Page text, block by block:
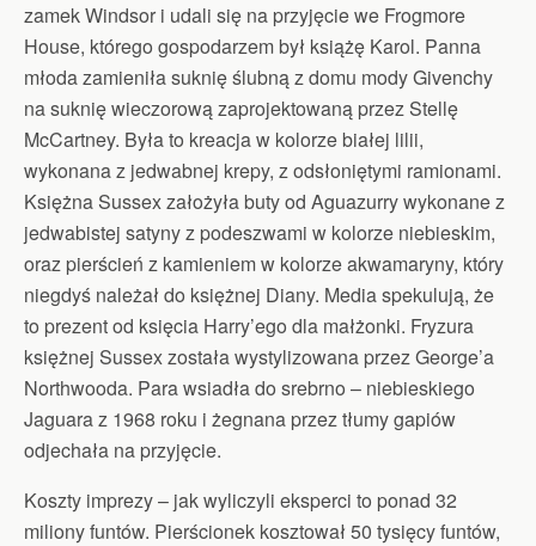
zamek Windsor i udali się na przyjęcie we Frogmore
House, którego gospodarzem był książę Karol. Panna
młoda zamieniła suknię ślubną z domu mody Givenchy
na suknię wieczorową zaprojektowaną przez Stellę
McCartney. Była to kreacja w kolorze białej lilii,
wykonana z jedwabnej krepy, z odsłoniętymi ramionami.
Księżna Sussex założyła buty od Aguazurry wykonane z
jedwabistej satyny z podeszwami w kolorze niebieskim,
oraz pierścień z kamieniem w kolorze akwamaryny, który
niegdyś należał do księżnej Diany. Media spekulują, że
to prezent od księcia Harry’ego dla małżonki. Fryzura
księżnej Sussex została wystylizowana przez George’a
Northwooda. Para wsiadła do srebrno – niebieskiego
Jaguara z 1968 roku i żegnana przez tłumy gapiów
odjechała na przyjęcie.
Koszty imprezy – jak wyliczyli eksperci to ponad 32
miliony funtów. Pierścionek kosztował 50 tysięcy funtów,